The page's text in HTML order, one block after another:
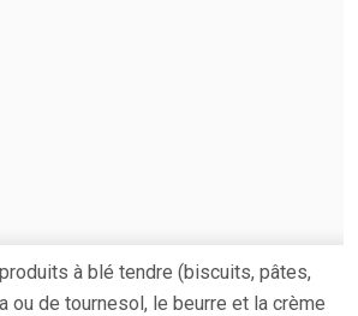
à blé tendre (biscuits, pâtes,
ou de tournesol, le beurre et la crème